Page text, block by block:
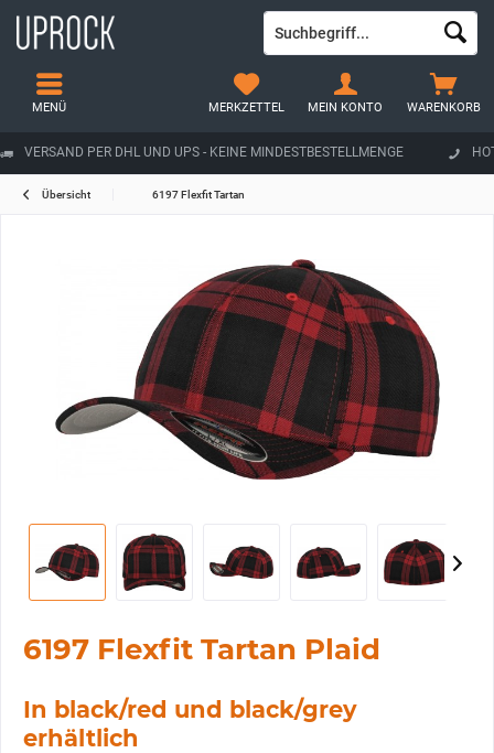
VERSAND PER DHL UND UPS - KEINE MINDESTBESTELLMENGE
WARENKORB
MERKZETTEL MEIN KONTO
MENÜ
Übersicht 6197 Flexfit Tartan
6197 Flexfit Tartan Plaid
In black/red und black/grey
erhältlich